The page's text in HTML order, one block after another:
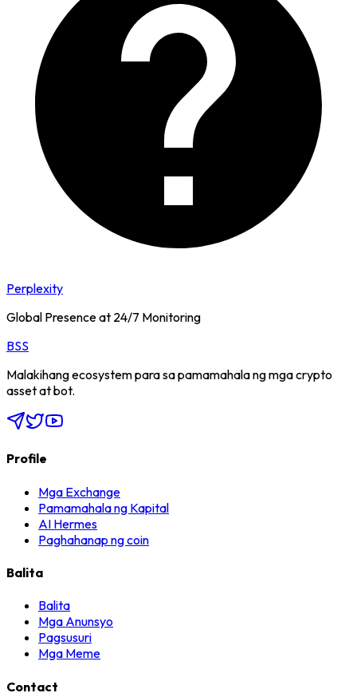
Perplexity
Global Presence at 24/7 Monitoring
BSS
Malakihang ecosystem para sa pamamahala ng mga crypto
asset at bot.
Profile
Mga Exchange
Pamamahala ng Kapital
AI Hermes
Paghahanap ng coin
Balita
Balita
Mga Anunsyo
Pagsusuri
Mga Meme
Contact